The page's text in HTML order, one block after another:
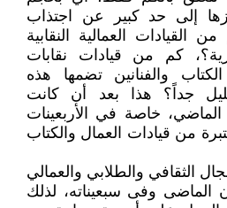
إلى حد كبير عن اجتذاب
القيادات العمالية النقابية
كم من قيادات نقابات
والفنانين تضمها هذه
جداً؟ هذا بعد أن كانت
الماضي، خاصة في الأربعينات
من قيادات العمال والكتاب
الثقافي والطلابي والعمالي
الماضى وفى سبعيناته، لذلك